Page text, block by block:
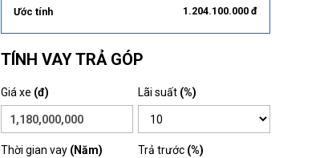
Ước tính 1.204.100.000 đ
TÍNH VAY TRẢ GÓP
Giá xe (đ) Lãi suất (%)
Thời gian vay (Năm) Trả trước (%)